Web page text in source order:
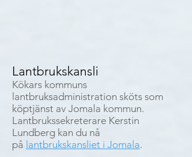
Lantbrukskansli
Kökars kommuns
lantbruksadministration sköts som
köptjänst av Jomala kommun.
Lantbrukssekreterare Kerstin
Lundberg kan du nå
på lantbrukskansliet i Jomala.